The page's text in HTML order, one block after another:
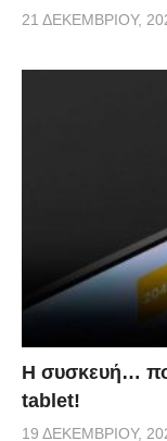
21 ΔΕΚΕΜΒΡΊΟΥ,
Η συσκευή…
tablet!
19 ΔΕΚΕΜΒΡΊΟΥ,